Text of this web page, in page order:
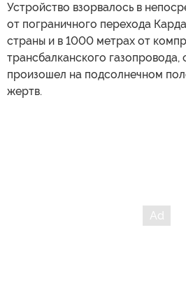
Устройство взорвалось в
от пограничного перехода
страны и в 1000 метрах от
трансбалканского газопровода,
произошел на подсолнечном
жертв.